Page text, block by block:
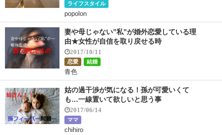
ライフスタイル
popolon
妻や母じゃない”私”が婚外恋愛している理
由★女性が自信を取り戻せる時
2017/10/11
恋愛 結婚
青色
姑の過干渉が気になる！孫が可愛いくて
も…一線置いて欲しいと思う事
2017/06/14
ママ
chihiro